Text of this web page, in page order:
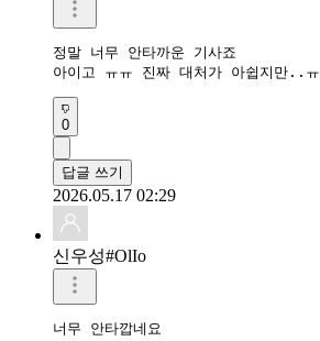
정말 너무 안타까운 기사죠
아이고 ㅠㅠ 진짜 대처가 아쉽지만..ㅠ
0
답글 쓰기
2026.05.17 02:29
신우성#OlIo